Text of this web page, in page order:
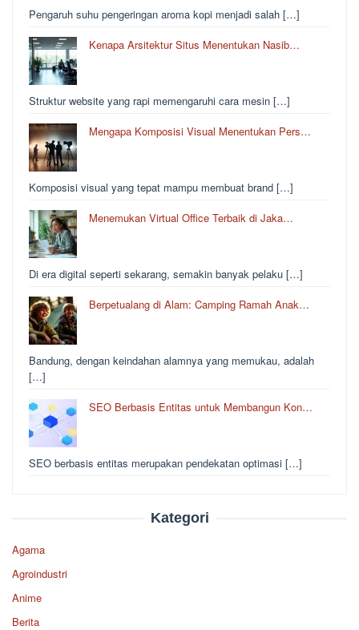
Pengaruh suhu pengeringan aroma kopi menjadi salah […]
Kenapa Arsitektur Situs Menentukan Nasib…
Struktur website yang rapi memengaruhi cara mesin […]
Mengapa Komposisi Visual Menentukan Pers…
Komposisi visual yang tepat mampu membuat brand […]
Menemukan Virtual Office Terbaik di Jaka…
Di era digital seperti sekarang, semakin banyak pelaku […]
Berpetualang di Alam: Camping Ramah Anak…
Bandung, dengan keindahan alamnya yang memukau, adalah
[…]
SEO Berbasis Entitas untuk Membangun Kon…
SEO berbasis entitas merupakan pendekatan optimasi […]
Kategori
Agama
Agroindustri
Anime
Berita